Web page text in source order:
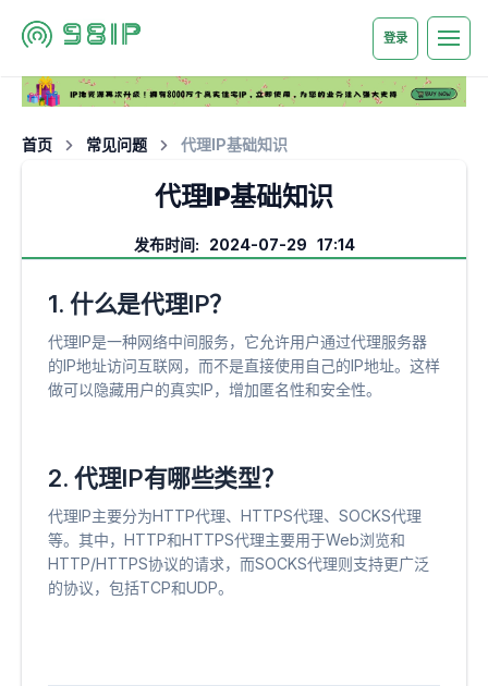
登录
首页 常见问题 代理IP基础知识
代理IP基础知识
发布时间: 2024-07-29 17:14
1. 什么是代理IP？
代理IP是一种网络中间服务，它允许用户通过代理服务器
的IP地址访问互联网，而不是直接使用自己的IP地址。这样
做可以隐藏用户的真实IP，增加匿名性和安全性。
2. 代理IP有哪些类型？
代理IP主要分为HTTP代理、HTTPS代理、SOCKS代理
等。其中，HTTP和HTTPS代理主要用于Web浏览和
HTTP/HTTPS协议的请求，而SOCKS代理则支持更广泛
的协议，包括TCP和UDP。